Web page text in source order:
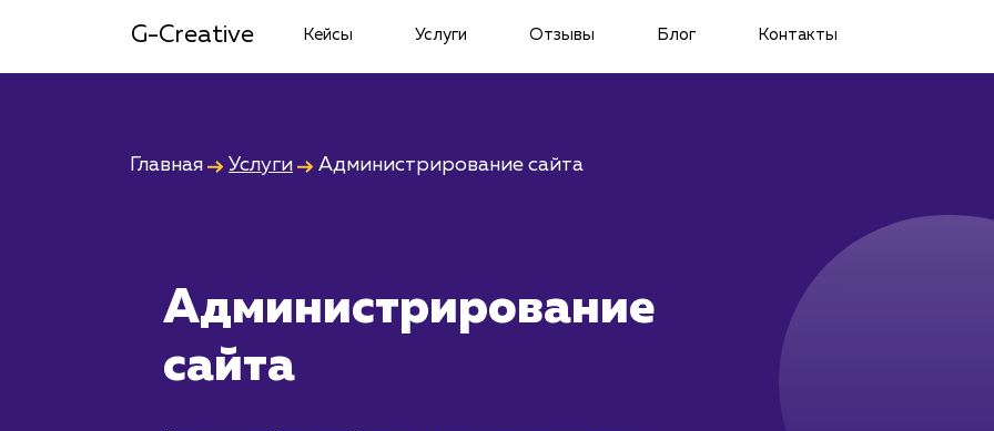
G-Creative Кейсы Услуги Отзывы Блог Контакты
Главная Услуги Администрирование сайта
Администрирование
сайта